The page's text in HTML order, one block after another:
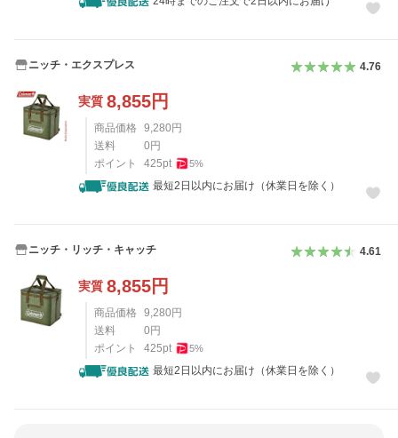
ニッチ・エクスプレス 4.76
実質 8,855円
商品価格 9,280 円
送料
0 円
ポイント
425pt 5%
最短2日以内にお届け（休業日を除く）
ニッチ・リッチ・キャッチ 4.61
実質 8,855円
商品価格 9,280 円
送料
0 円
ポイント
425pt 5%
最短2日以内にお届け（休業日を除く）